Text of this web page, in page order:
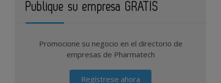
Publique su empresa GRATIS
Promocione su negocio en el directorio de
empresas de Pharmatech
Regístrese ahora